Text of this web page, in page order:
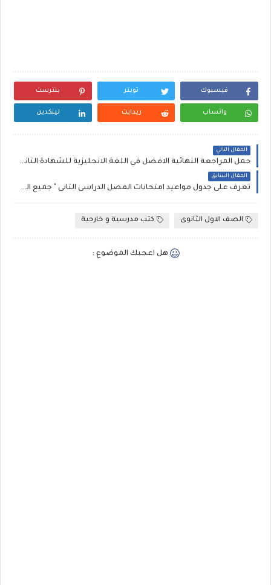
فيسبوك تويتر بنترست
واتساب ريدايت لينكدين
المقال التالي
حمل المراجعة النهائية الافضل فى اللغة الانجليزية للشهادة الثانوية الصف الثالث الثانوى
المقال السابق
تعرف على جدول مواعيد امتحانات الفصل الدراسى الثانى " جميع المراحل التعليمية- موعد امتحانات اخر العام فى محافظات مصر
الصف الاول الثانوى كتب مدرسية و خارجية
هل اعجبك الموضوع :